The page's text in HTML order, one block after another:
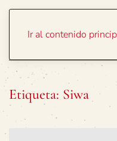
Ir al contenido
Etiqueta: Siwa